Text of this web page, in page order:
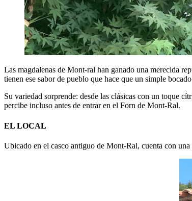
Las magdalenas de Mont‑ral han ganado una merecida
tienen ese sabor de pueblo que hace que un simple
Su variedad sorprende: desde las clásicas con un toque
percibe incluso antes de entrar en el Forn de Mont‑Ral.
EL LOCAL
Ubicado en el casco antiguo de Mont‑Ral, cuenta con